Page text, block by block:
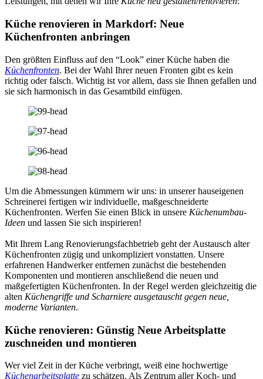
Küche renovieren in Markdorf: Neue
Küchenfronten anbringen
Den größten Einfluss auf den “Look” einer Küche haben die
Küchenfronten. Bei der Wahl Ihrer neuen Fronten gibt es kein
richtig oder falsch. Wichtig ist vor allem, dass sie Ihnen gefallen und
sie sich harmonisch in das Gesamtbild einfügen.
Um die Abmessungen kümmern wir uns: in unserer hauseigenen
Schreinerei fertigen wir individuelle, maßgeschneiderte
Küchenfronten. Werfen Sie einen Blick in unsere Küchenumbau-
Ideen und lassen Sie sich inspirieren!
Mit Ihrem Lang Renovierungsfachbetrieb geht der Austausch alter
Küchenfronten zügig und unkompliziert vonstatten. Unsere
erfahrenen Handwerker entfernen zunächst die bestehenden
Komponenten und montieren anschließend die neuen und
maßgefertigten Küchenfronten. In der Regel werden gleichzeitig die
alten Küchengriffe und Scharniere ausgetauscht gegen neue,
moderne Varianten.
Küche renovieren: Günstig Neue Arbeitsplatte
zuschneiden und montieren
Wer viel Zeit in der Küche verbringt, weiß eine hochwertige
Küchenarbeitsplatte zu schätzen. Als Zentrum aller Koch- und